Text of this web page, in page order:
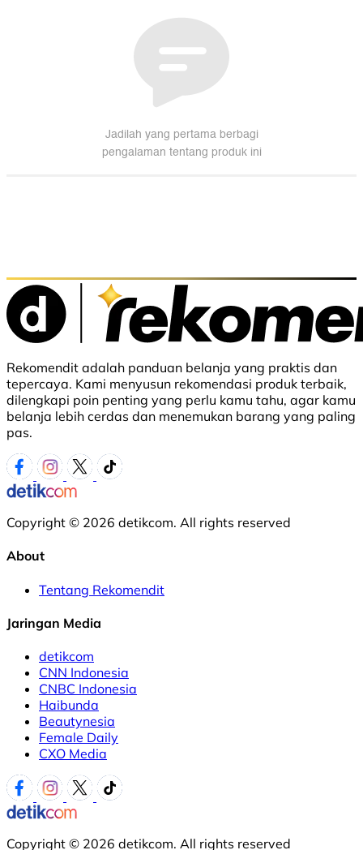
Rekomendit adalah panduan belanja yang praktis dan
tepercaya. Kami menyusun rekomendasi produk terbaik,
dilengkapi poin penting yang perlu kamu tahu, agar kamu
belanja lebih cerdas dan menemukan barang yang paling
pas.
Copyright © 2026 detikcom. All rights reserved
About
Tentang Rekomendit
Jaringan Media
detikcom
CNN Indonesia
CNBC Indonesia
Haibunda
Beautynesia
Female Daily
CXO Media
Copyright © 2026 detikcom. All rights reserved